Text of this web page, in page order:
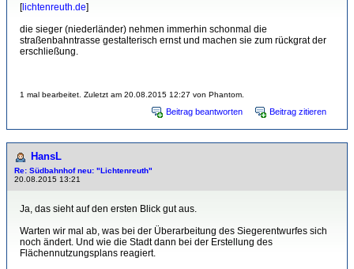
[lichtenreuth.de]
die sieger (niederländer) nehmen immerhin schonmal die
straßenbahntrasse gestalterisch ernst und machen sie zum rückgrat der
erschließung.
1 mal bearbeitet. Zuletzt am 20.08.2015 12:27 von Phantom.
Beitrag beantworten Beitrag zitieren
HansL
Re: Südbahnhof neu: "Lichtenreuth"
20.08.2015 13:21
Ja, das sieht auf den ersten Blick gut aus.
Warten wir mal ab, was bei der Überarbeitung des Siegerentwurfes sich
noch ändert. Und wie die Stadt dann bei der Erstellung des
Flächennutzungsplans reagiert.